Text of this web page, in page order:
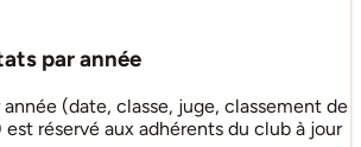
par année
(date, classe, juge, classement de
réservé aux adhérents du club à jour